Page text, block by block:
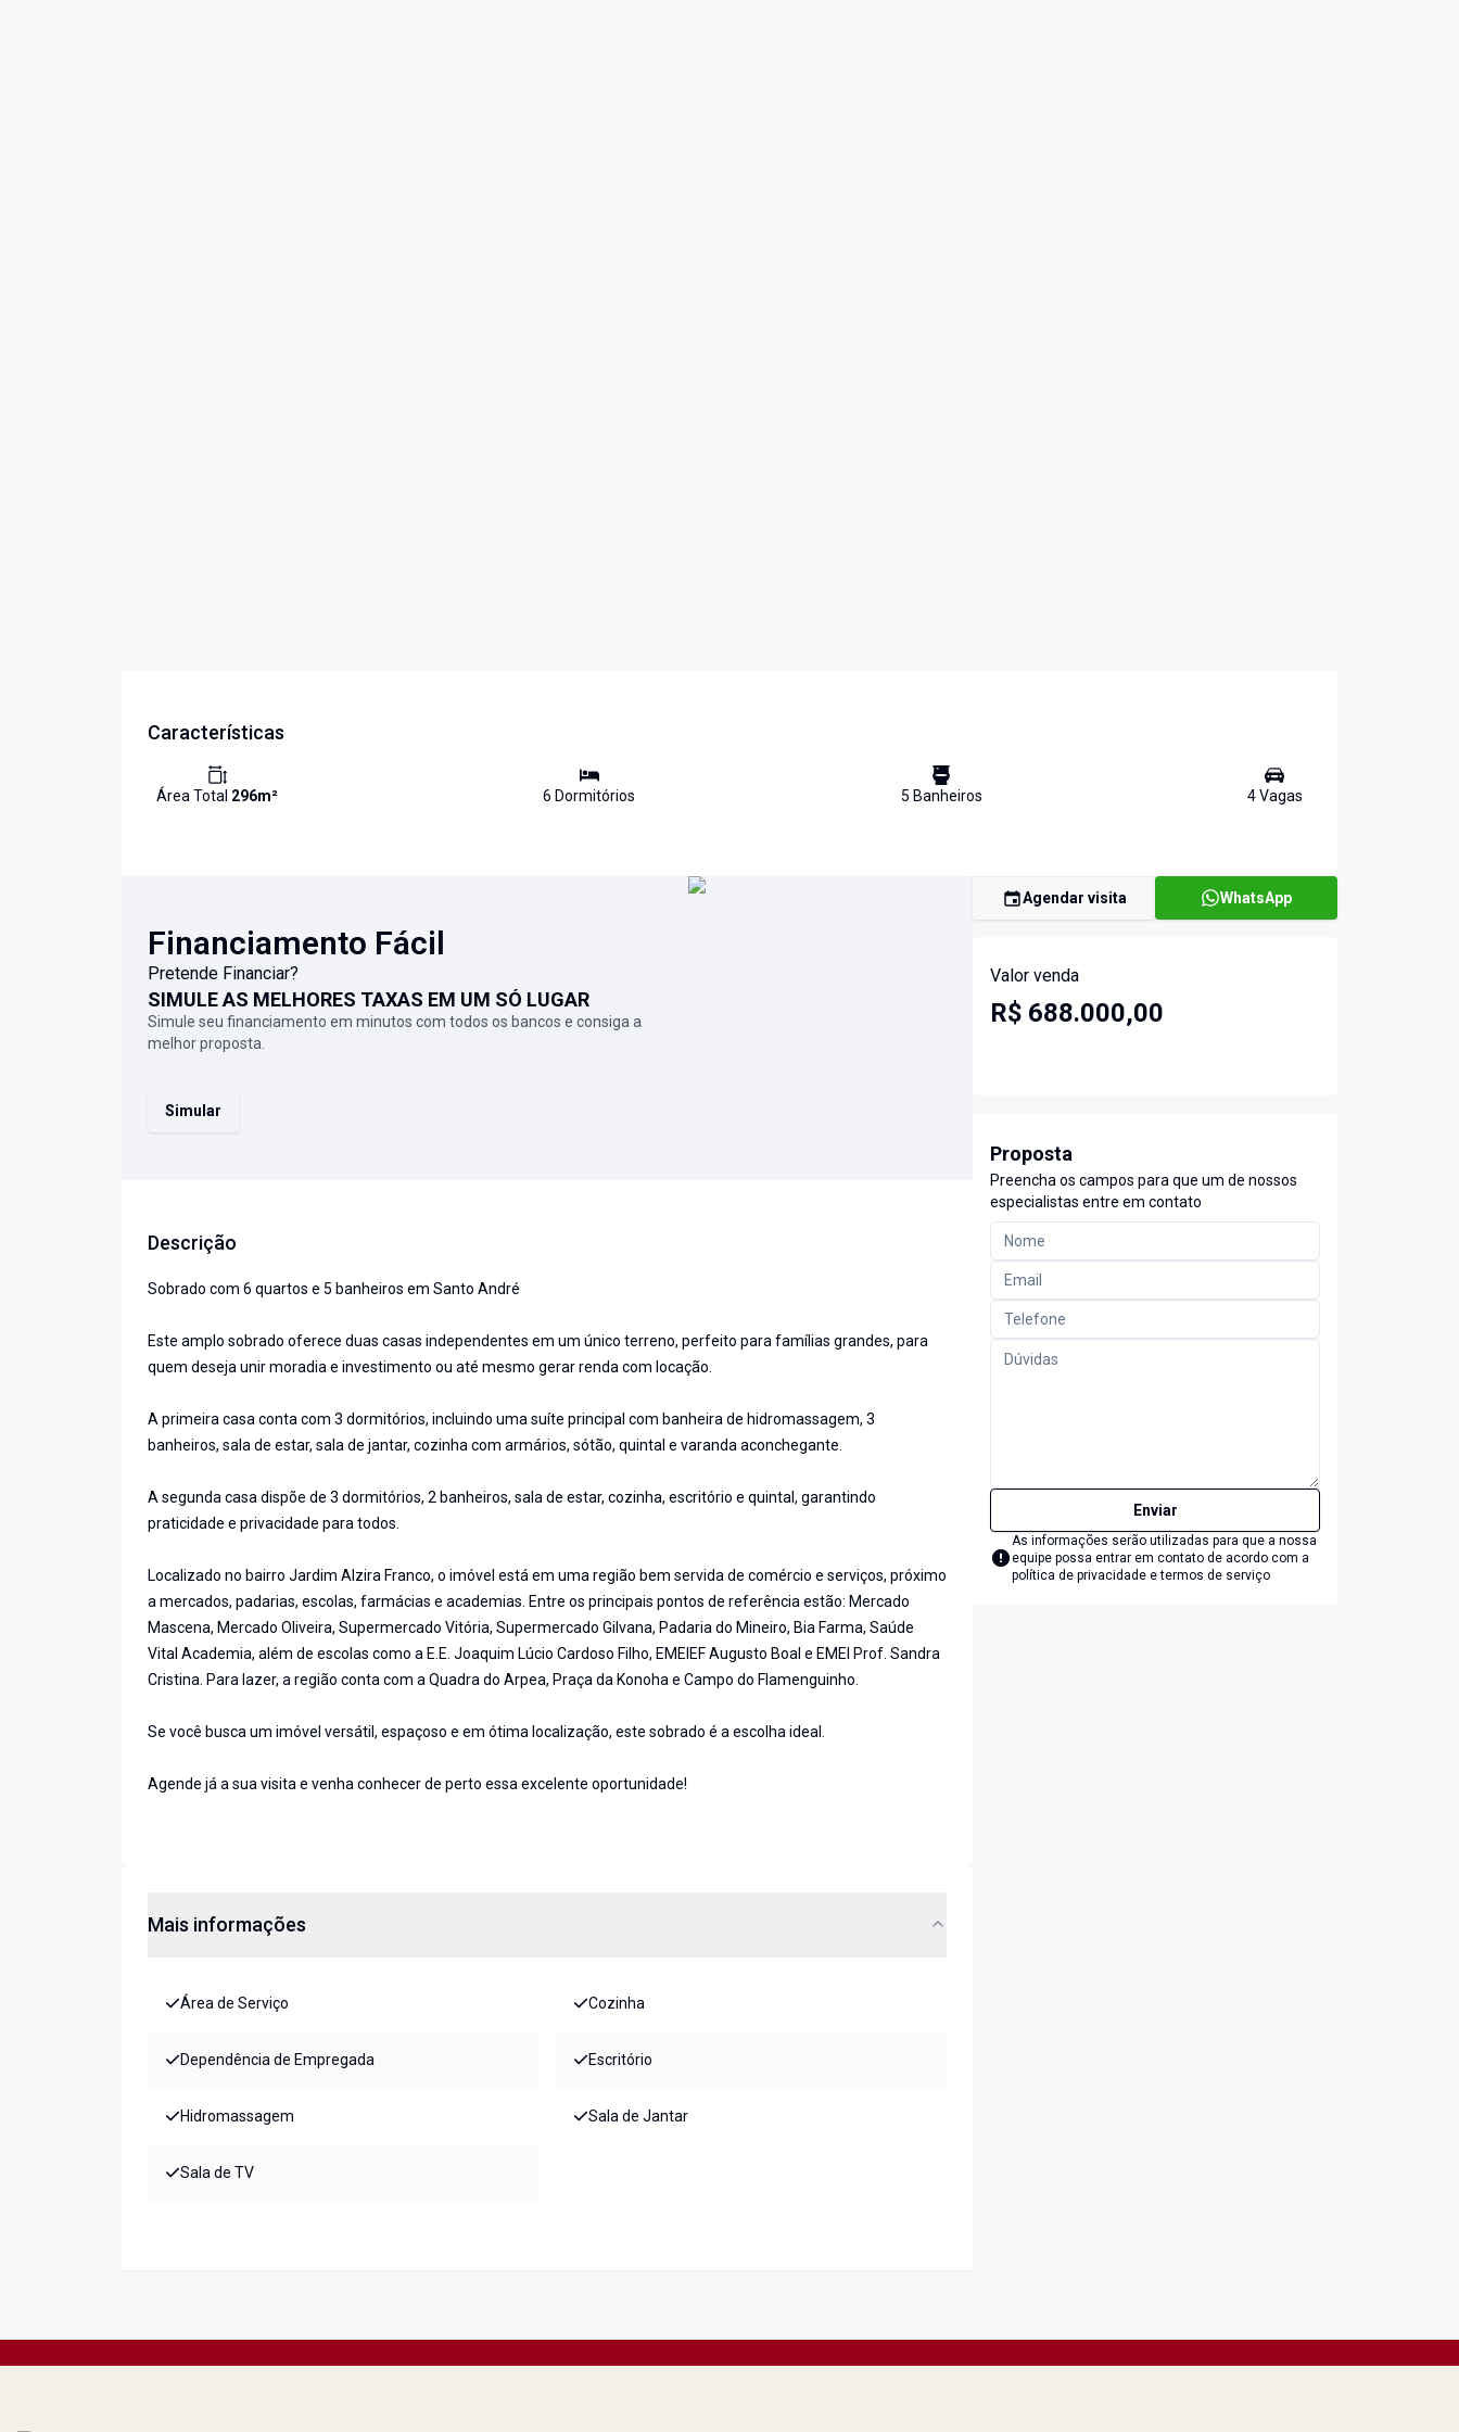
Características
Área Total 296m² 6 Dormitórios 5 Banheiros 4Vagas
Financiamento Fácil
Pretende Financiar?
SIMULE AS MELHORES TAXAS EM UM SÓ LUGAR
Simule seu financiamento em minutos com todos os bancos e consiga a
melhor proposta.
Simular
Descrição
Sobrado com 6 quartos e 5 banheiros em Santo André
Este amplo sobrado oferece duas casas independentes em um único terreno, perfeito para famílias grandes, para
quem deseja unir moradia e investimento ou até mesmo gerar renda com locação.
A primeira casa conta com 3 dormitórios, incluindo uma suíte principal com banheira de hidromassagem, 3
banheiros, sala de estar, sala de jantar, cozinha com armários, sótão, quintal e varanda aconchegante.
A segunda casa dispõe de 3 dormitórios, 2 banheiros, sala de estar, cozinha, escritório e quintal, garantindo
praticidade e privacidade para todos.
Localizado no bairro Jardim Alzira Franco, o imóvel está em uma região bem servida de comércio e serviços, próximo
a mercados, padarias, escolas, farmácias e academias. Entre os principais pontos de referência estão: Mercado
Mascena, Mercado Oliveira, Supermercado Vitória, Supermercado Gilvana, Padaria do Mineiro, Bia Farma, Saúde
Vital Academia, além de escolas como a E.E. Joaquim Lúcio Cardoso Filho, EMEIEF Augusto Boal e EMEI Prof. Sandra
Cristina. Para lazer, a região conta com a Quadra do Arpea, Praça da Konoha e Campo do Flamenguinho.
Se você busca um imóvel versátil, espaçoso e em ótima localização, este sobrado é a escolha ideal.
Agende já a sua visita e venha conhecer de perto essa excelente oportunidade!
Mais informações
Área de Serviço Cozinha
Dependência de Empregada Escritório
Hidromassagem Sala de Jantar
Sala de TV
Agendar visita WhatsApp
Valor venda
R$ 688.000,00
Proposta
Preencha os campos para que um de nossos
especialistas entre em contato
Enviar
As informações serão utilizadas para que a nossa
equipe possa entrar em contato de acordo com a
política de privacidade e termos de serviço